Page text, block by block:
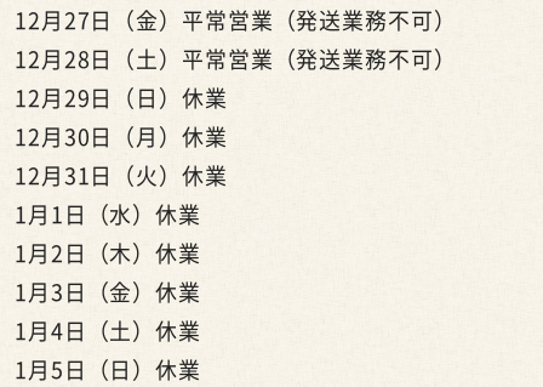
12月27日（金）平常営業（発送業務不可）
12月28日（土）平常営業（発送業務不可）
12月29日（日）休業
12月30日（月）休業
12月31日（火）休業
1月1日（水）休業
1月2日（木）休業
1月3日（金）休業
1月4日（土）休業
1月5日（日）休業